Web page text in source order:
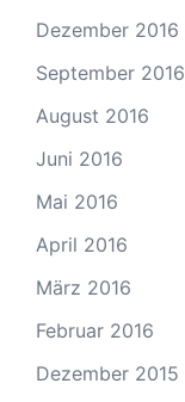
Dezember 2016
September 2016
August 2016
Juni 2016
Mai 2016
April 2016
März 2016
Februar 2016
Dezember 2015